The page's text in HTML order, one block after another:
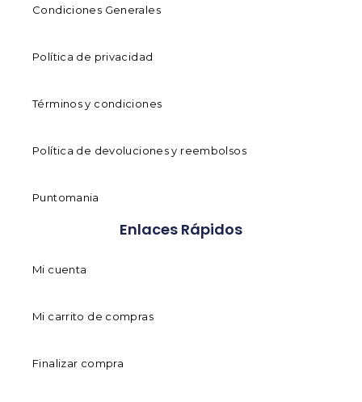
Condiciones Generales
Política de privacidad
Términos y condiciones
Política de devoluciones y reembolsos
Puntomania
Enlaces Rápidos
Mi cuenta
Mi carrito de compras
Finalizar compra